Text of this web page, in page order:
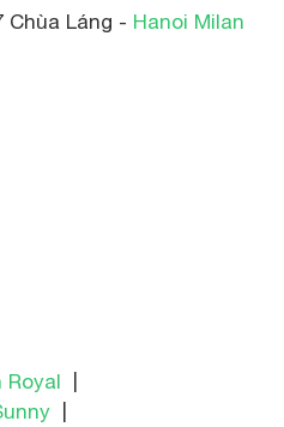
Chùa Láng - Hanoi Milan
Royal